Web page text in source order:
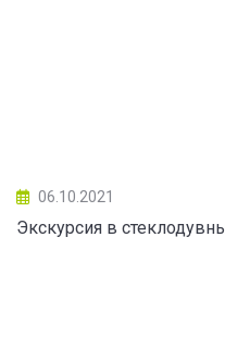
06.10.2021
Экскурсия в